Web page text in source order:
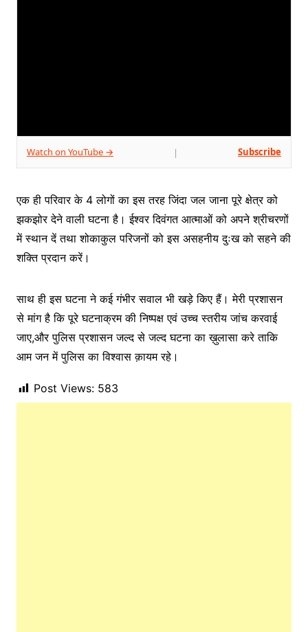
Watch on YouTube → | Subscribe
एक ही परिवार के 4 लोगों का इस तरह जिंदा जल जाना पूरे क्षेत्र को
झकझोर देने वाली घटना है। ईश्वर दिवंगत आत्माओं को अपने श्रीचरणों
में स्थान दें तथा शोकाकुल परिजनों को इस असहनीय दुःख को सहने की
शक्ति प्रदान करें।
साथ ही इस घटना ने कई गंभीर सवाल भी खड़े किए हैं। मेरी प्रशासन
से मांग है कि पूरे घटनाक्रम की निष्पक्ष एवं उच्च स्तरीय जांच करवाई
जाए,और पुलिस प्रशासन जल्द से जल्द घटना का ख़ुलासा करे ताकि
आम जन में पुलिस का विश्वास क़ायम रहे।
Post Views: 583